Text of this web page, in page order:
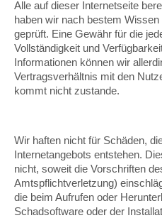
Alle auf dieser Internetseite
haben wir nach bestem
geprüft. Eine Gewähr für die
Vollständigkeit und
Informationen können wir
Vertragsverhältnis mit den
kommt nicht zustande.
Wir haften nicht für Schäden,
Internetangebots entstehen.
nicht, soweit die Vorschriften
Amtspflichtverletzung)
die beim Aufrufen oder
Schadsoftware oder der